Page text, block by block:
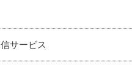
サービス